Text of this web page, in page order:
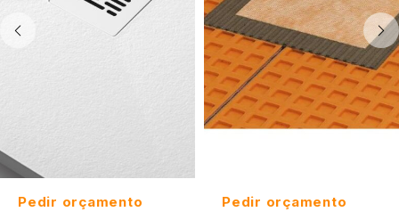
Pedir orçamento
Pedir orçamento